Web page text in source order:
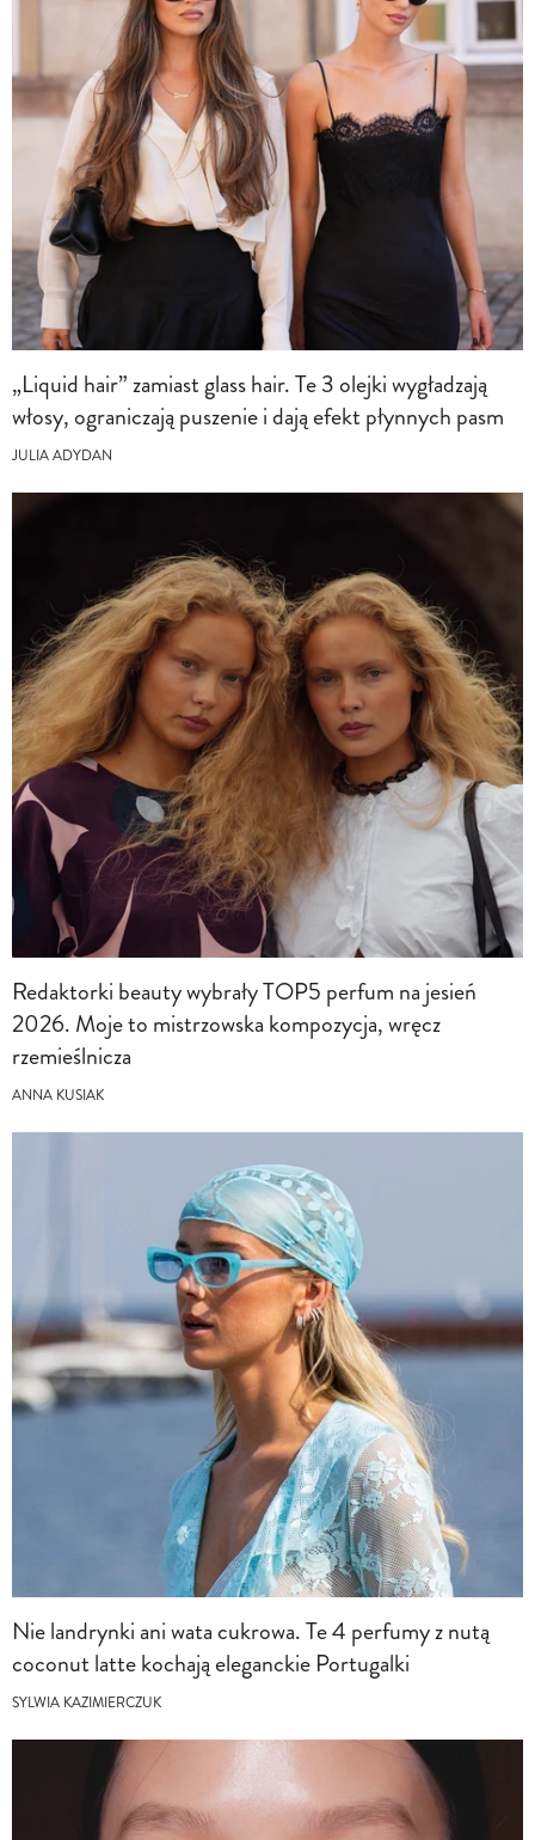
„Liquid hair” zamiast glass hair. Te 3 olejki wygładzają
włosy, ograniczają puszenie i dają efekt płynnych pasm
JULIA ADYDAN
Redaktorki beauty wybrały TOP5 perfum na jesień
2026. Moje to mistrzowska kompozycja, wręcz
rzemieślnicza
ANNA KUSIAK
Nie landrynki ani wata cukrowa. Te 4 perfumy z nutą
coconut latte kochają eleganckie Portugalki
SYLWIA KAZIMIERCZUK